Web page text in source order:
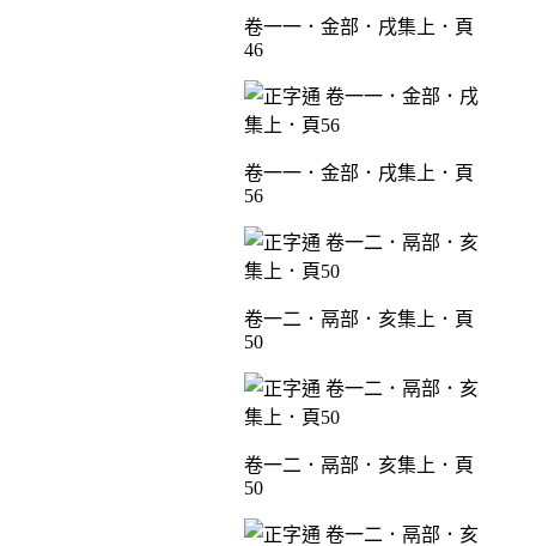
卷一一．金部．戌集上．頁
46
卷一一．金部．戌集上．頁
56
卷一二．鬲部．亥集上．頁
50
卷一二．鬲部．亥集上．頁
50